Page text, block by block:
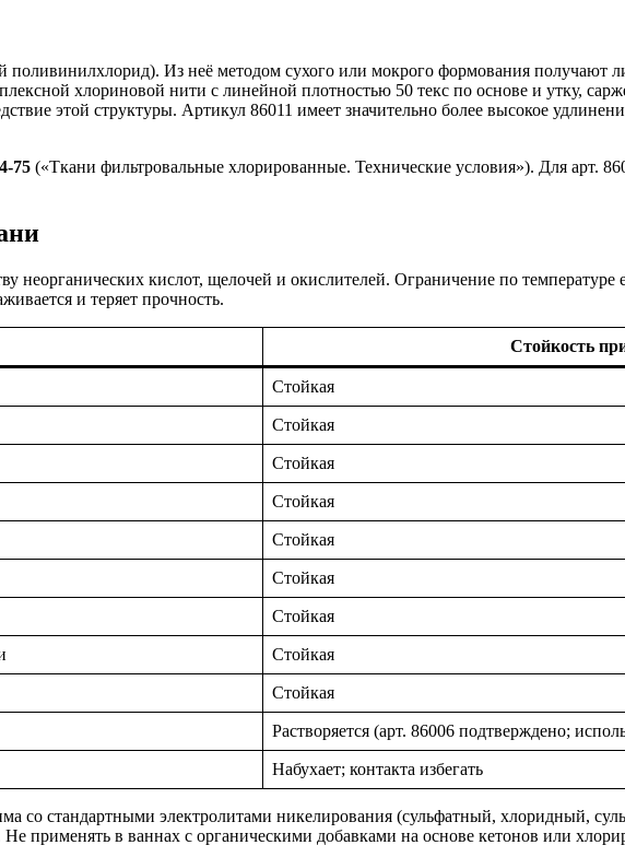
Из неё методом сухого или мокрого формования получают
хлориновой нити с линейной плотностью 50 текс по основе и утку,
этой структуры. Артикул 86011 имеет значительно более высокое
75 («Ткани фильтровальные хлорированные. Технические условия»). Для арт.
кислот, щелочей и окислителей. Ограничение по температуре
и теряет прочность.
Стойкость
Стойкая
Стойкая
Стойкая
Стойкая
Стойкая
Стойкая
Стойкая
Стойкая
Стойкая
Растворяется (арт. 86006 подтверждено;
Набухает; контакта избегать
со стандартными электролитами никелирования (сульфатный, хлоридный,
применять в ваннах с органическими добавками на основе кетонов или